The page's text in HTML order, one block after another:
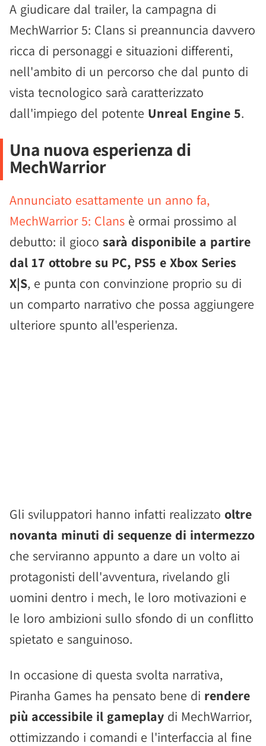
A giudicare dal trailer, la campagna di
MechWarrior 5: Clans si preannuncia davvero
ricca di personaggi e situazioni differenti,
nell'ambito di un percorso che dal punto di
vista tecnologico sarà caratterizzato
dall'impiego del potente Unreal Engine 5.
Una nuova esperienza di
MechWarrior
Annunciato esattamente un anno fa,
MechWarrior 5: Clans è ormai prossimo al
debutto: il gioco sarà disponibile a partire
dal 17 ottobre su PC, PS5 e Xbox Series
X|S, e punta con convinzione proprio su di
un comparto narrativo che possa aggiungere
ulteriore spunto all'esperienza.
Gli sviluppatori hanno infatti realizzato oltre
novanta minuti di sequenze di intermezzo
che serviranno appunto a dare un volto ai
protagonisti dell'avventura, rivelando gli
uomini dentro i mech, le loro motivazioni e
le loro ambizioni sullo sfondo di un conflitto
spietato e sanguinoso.
In occasione di questa svolta narrativa,
Piranha Games ha pensato bene di rendere
più accessibile il gameplay di MechWarrior,
ottimizzando i comandi e l'interfaccia al fine